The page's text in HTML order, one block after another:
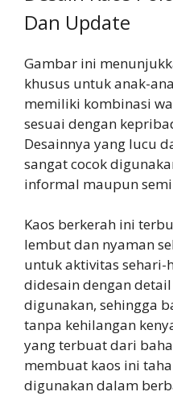
Dan Update
Gambar ini
khusus untuk anak-
memiliki kombinasi
sesuai dengan
Desainnya yang lucu
sangat cocok
informal maupun
Kaos berkerah ini
lembut dan nyaman
untuk aktivitas sehari-
didesain dengan
digunakan, sehingga
tanpa kehilangan
yang terbuat dari
membuat kaos ini
digunakan dalam